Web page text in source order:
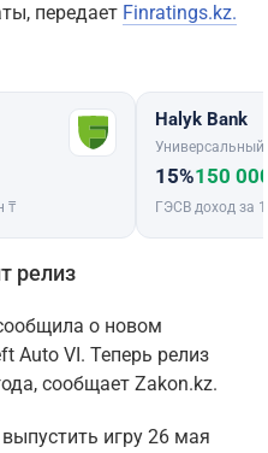
передает Finratings.kz.
₸
Halyk Bank
Универсальный
15%
ГЭСВ
150
доход за
релиз
о новом
Auto VI. Теперь релиз
сообщает Zakon.kz.
игру 26 мая